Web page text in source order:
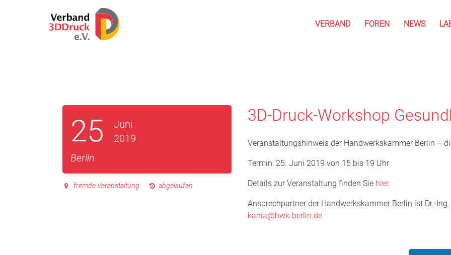
VERBAND FOREN NEWS
25
Juni
2019
Berlin
fremde Veranstaltung abgelaufen
3D-Druck-Workshop
Veranstaltungshinweis der Handwerkskammer Berlin –
Termin: 25. Juni 2019 von 15 bis 19 Uhr
Details zur Veranstaltung finden Sie hier.
Ansprechpartner der Handwerkskammer Berlin ist Dr.-
kania@hwk-berlin.de